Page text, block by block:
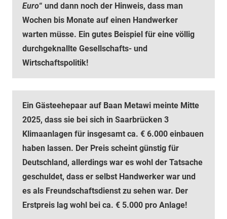
Euro“ und dann noch der Hinweis, dass man
Wochen bis Monate auf einen Handwerker
warten müsse. Ein gutes Beispiel für eine völlig
durchgeknallte Gesellschafts- und
Wirtschaftspolitik!
Ein Gästeehepaar auf Baan Metawi meinte Mitte
2025, dass sie bei sich in Saarbrücken 3
Klimaanlagen für insgesamt ca. € 6.000 einbauen
haben lassen. Der Preis scheint günstig für
Deutschland, allerdings war es wohl der Tatsache
geschuldet, dass er selbst Handwerker war und
es als Freundschaftsdienst zu sehen war. Der
Erstpreis lag wohl bei ca. € 5.000 pro Anlage!